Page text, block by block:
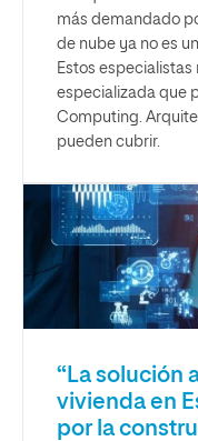
más demandado
de nube ya no es
Estos
especializada que
Computing.
pueden cubrir.
“La solución
vivienda en
por la